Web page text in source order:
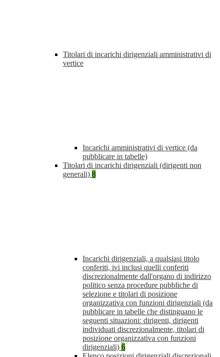
Titolari di incarichi dirigenziali amministrativi di
vertice
Incarichi amministrativi di vertice (da
pubblicare in tabelle)
Titolari di incarichi dirigenziali (dirigenti non
generali) 8
Incarichi dirigenziali, a qualsiasi titolo
conferiti, ivi inclusi quelli conferiti
discrezionalmente dall'organo di indirizzo
politico senza procedure pubbliche di
selezione e titolari di posizione
organizzativa con funzioni dirigenziali (da
pubblicare in tabelle che distinguano le
seguenti situazioni: dirigenti, dirigenti
individuati discrezionalmente, titolari di
posizione organizzativa con funzioni
dirigenziali) 6